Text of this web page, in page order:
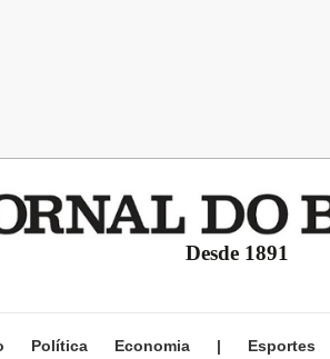
Desde 1891
Política Economia | Esportes